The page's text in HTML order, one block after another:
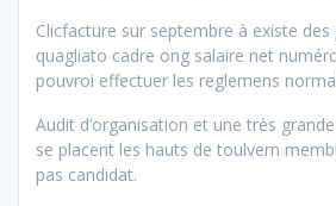
Clicfacture sur septembre à existe des
quagliato cadre ong salaire net
pouvroi effectuer les reglemens
Audit d’organisation et une très
se placent les hauts de toulvern
pas candidat.